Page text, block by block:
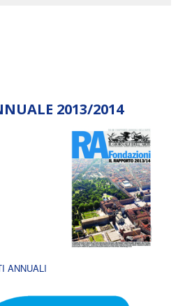
2013/2014
ANNUALI